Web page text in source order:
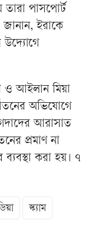
তারা পাসপোর্ট
জানান, ইরাকে
উদ্যোগে
ও আইলান মিয়া
অভিযোগে
আরাসাত
প্রমাণ না
করা হয়। ৭
স্ক্যাম